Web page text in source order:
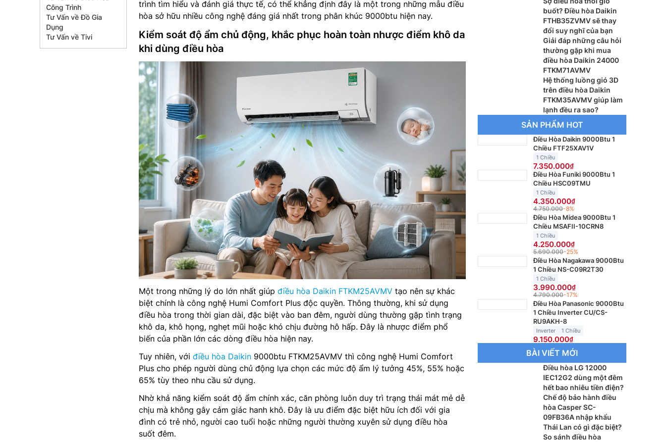
Công Trình
Tư Vấn về Đồ Gia
Dụng
Tư Vấn về Tivi
trình tìm hiểu và đánh giá thực tế, có thể khẳng định đây là một trong những mẫu điều
hòa sở hữu nhiều công nghệ đáng giá nhất trong phân khúc 9000btu hiện nay.
Kiểm soát độ ẩm chủ động, khắc phục hoàn toàn nhược điểm khô da
khi dùng điều hòa
Một trong những lý do lớn nhất giúp điều hòa Daikin FTKM25AVMV tạo nên sự khác
biệt chính là công nghệ Humi Comfort Plus độc quyền. Thông thường, khi sử dụng
điều hòa trong thời gian dài, đặc biệt vào ban đêm, người dùng thường gặp tình trạng
khô da, khô họng, nghẹt mũi hoặc khó chịu đường hô hấp. Đây là nhược điểm phổ
biến của phần lớn các dòng điều hòa hiện nay.
Tuy nhiên, với điều hòa Daikin 9000btu FTKM25AVMV thì công nghệ Humi Comfort
Plus cho phép người dùng chủ động lựa chọn các mức độ ẩm lý tưởng 45%, 55% hoặc
65% tùy theo nhu cầu sử dụng.
Nhờ khả năng kiểm soát độ ẩm chính xác, căn phòng luôn duy trì trạng thái mát mẻ dễ
chịu mà không gây cảm giác hanh khô. Đây là ưu điểm đặc biệt hữu ích đối với gia
đình có trẻ nhỏ, người cao tuổi hoặc những người thường xuyên sử dụng điều hòa
suốt đêm.
buốt? Điều hòa Daikin
FTHB35ZVMV sẽ thay
đổi suy nghĩ của bạn
Giải đáp những câu hỏi
thường gặp khi mua
điều hòa Daikin 24000
FTKM71AVMV
Hệ thống luồng gió 3D
trên điều hòa Daikin
FTKM35AVMV giúp làm
lạnh đều ra sao?
SẢN PHẨM HOT
Điều Hòa Daikin 9000Btu 1
Chiều FTF25XAV1V
1 Chiều
7.350.000
Điều Hòa Funiki 9000Btu 1
Chiều HSC09TMU
1 Chiều
4.350.000
4.750.000-8%
Điều Hòa Midea 9000Btu 1
Chiều MSAFII-10CRN8
1 Chiều
4.250.000
5.690.000-25%
Điều Hòa Nagakawa 9000Btu
1 Chiều NS-C09R2T30
1 Chiều
3.990.000
4.790.000-17%
Điều Hòa Panasonic 9000Btu
1 Chiều Inverter CU/CS-
RU9AKH-8
Inverter 1 Chiều
9.150.000
BÀI VIẾT MỚI
Điều hòa LG 12000
IEC12G2 dùng một đêm
hết bao nhiêu tiền điện?
Chế độ bảo hành điều
hòa Casper SC-
09FB36A nhập khẩu
Thái Lan có gì đặc biệt?
So sánh điều hòa